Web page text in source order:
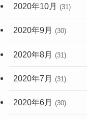
2020年10月 (31)
2020年9月 (30)
2020年8月 (31)
2020年7月 (31)
2020年6月 (30)